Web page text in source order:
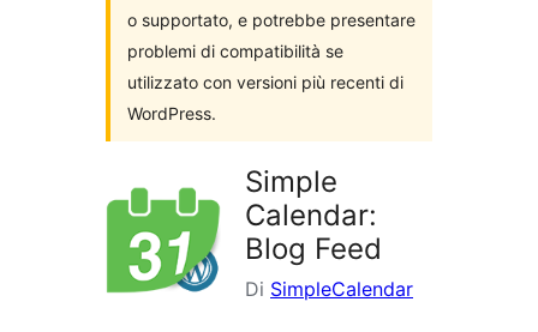
o supportato, e potrebbe presentare
problemi di compatibilità se
utilizzato con versioni più recenti di
WordPress.
Simple
Calendar:
Blog Feed
Di SimpleCalendar